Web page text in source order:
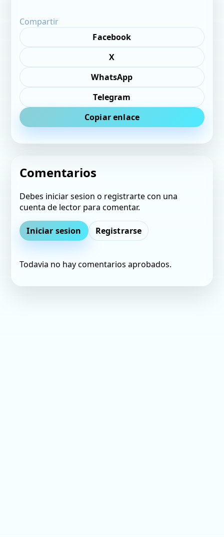
Compartir
Facebook
X
WhatsApp
Telegram
Copiar enlace
Comentarios
Debes iniciar sesion o registrarte con una
cuenta de lector para comentar.
Iniciar sesion Registrarse
Todavia no hay comentarios aprobados.